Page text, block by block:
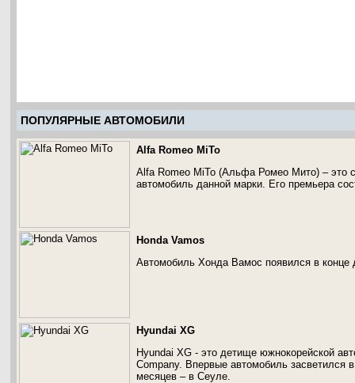
ПОПУЛЯРНЫЕ АВТОМОБИЛИ
Alfa Romeo MiTo
Alfa Romeo MiTo (Альфа Ромео Мито) – это
автомобиль данной марки. Его премьера
Honda Vamos
Автомобиль Хонда Вамос появился в конце
Hyundai XG
Hyundai XG - это детище южнокорейской
Company. Впервые автомобиль засветился
месяцев – в Сеуле.